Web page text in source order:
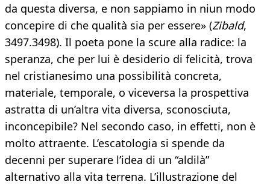
da questa diversa, e non sappiamo in niun modo
concepire di che qualità sia per essere» (Zibald,
3497.3498). Il poeta pone la scure alla radice: la
speranza, che per lui è desiderio di felicità, trova
nel cristianesimo una possibilità concreta,
materiale, temporale, o viceversa la prospettiva
astratta di un’altra vita diversa, sconosciuta,
inconcepibile? Nel secondo caso, in effetti, non è
molto attraente. L’escatologia si spende da
decenni per superare l’idea di un “aldilà”
alternativo alla vita terrena. L’illustrazione del